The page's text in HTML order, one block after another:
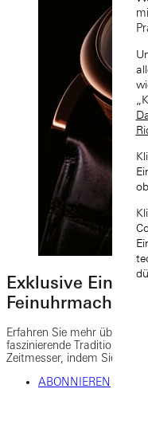
Exklusive
Feinuhrmacherei
Erfahren Sie mehr über A.
faszinierende Tradition,
Zeitmesser, indem Sie
ABONNIEREN